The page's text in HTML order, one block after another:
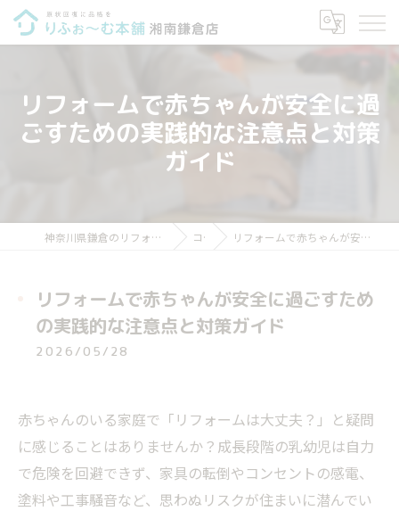
リフォームで赤ちゃんが安全に過
ごすための実践的な注意点と対策
ガイド
神奈川県鎌倉のリフォームならりふぉ～む本舗 湘南鎌倉店 コラム リフォームで赤ちゃんが安全に過ごすための実践的な注意点と対策ガイド
リフォームで赤ちゃんが安全に過ごすため
の実践的な注意点と対策ガイド
2026/05/28
赤ちゃんのいる家庭で「リフォームは大丈夫？」と疑問
に感じることはありませんか？成長段階の乳幼児は自力
で危険を回避できず、家具の転倒やコンセントの感電、
塗料や工事騒音など、思わぬリスクが住まいに潜んでい